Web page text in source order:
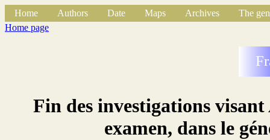
Home Authors Date Maps Archives
The
Home page
Fin des investigations
examen, dans le